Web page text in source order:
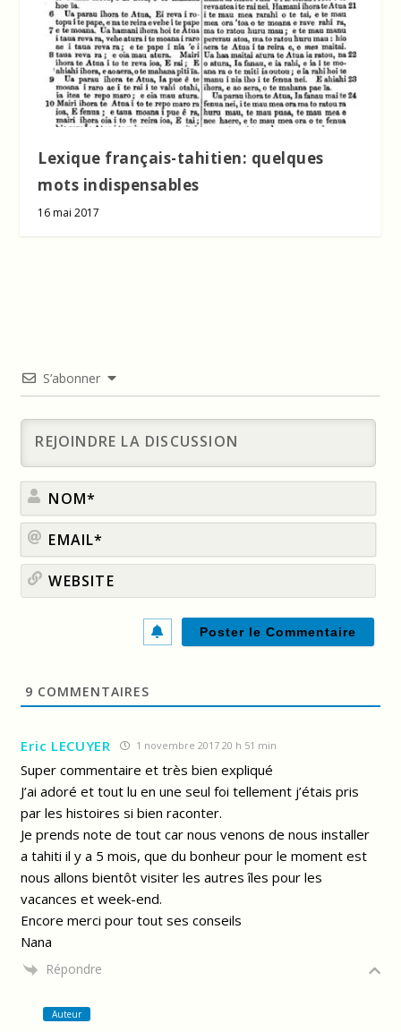
Lexique français-tahitien: quelques
mots indispensables
16 mai 2017
S’abonner
9 COMMENTAIRES
Eric LECUYER 1 novembre 2017 20 h 51 min
Super commentaire et très bien expliqué
J’ai adoré et tout lu en une seul foi tellement j’étais pris
par les histoires si bien raconter.
Je prends note de tout car nous venons de nous installer
a tahiti il y a 5 mois, que du bonheur pour le moment est
nous allons bientôt visiter les autres îles pour les
vacances et week-end.
Encore merci pour tout ses conseils
Nana
Répondre
Auteur